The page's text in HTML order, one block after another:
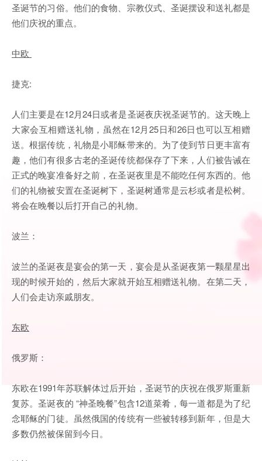
圣诞节的习俗。他们的食物、宗教仪式、圣诞摆设和送礼都是
他们庆祝的重点。
中欧
捷克:
人们主要是在12月24日或者是圣诞夜庆祝圣诞节的。这天晚上
大家会互相赠送礼物，虽然在12月25日和26日也可以互相赠
送。根据传统，礼物是小耶稣带来的。为了使到节日更丰富有
趣，他们有很多古老的圣诞传统都保存了下来，人们被告诫在
正式的晚宴准备好之前，在圣诞夜里是不能吃任何东西的。他
们的礼物被安置在圣诞树下，圣诞树通常是云杉或者是松树。
将会在晚餐以后打开自己的礼物。
波兰：
波兰的圣诞夜是宴会的第一天，宴会是从圣诞夜第一颗星星出
现的时候开始的，然后大家就开始互相赠送礼物。在第二天，
人们会走访亲戚朋友。
东欧
俄罗斯：
东欧在1991年苏联解体过后开始，圣诞节的庆祝在俄罗斯重新
复苏。圣诞夜的 “神圣晚餐”包含12道菜肴，每一道都是为了纪
念耶稣的门徒。虽然俄国的传统有一些被转移到新年，但是大
多数仍然被保留到今日。